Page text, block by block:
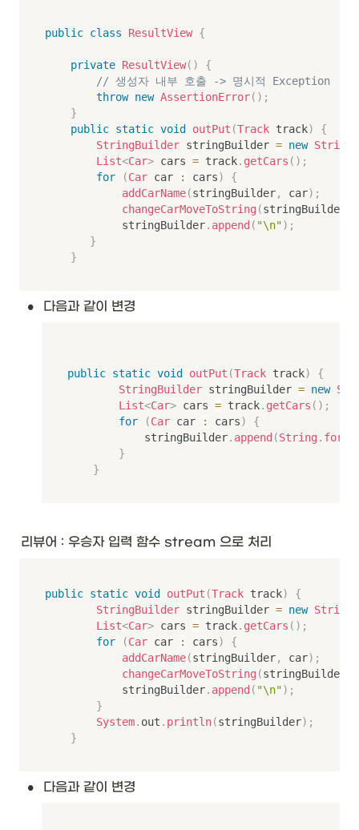
public class ResultView {
private ResultView( )
{
// 생성자 내부 호출 -> 명시적 Exception
throw new AssertionError( ) ;
}
public static void outPut (Track track)
{
StringBuilder stringBuilder = new
List<Car> cars = track. getCars ( ) ;
for
(Car car : cars)
{
addCarName(stringBuilder, car) ;
changeCarMoveToString (stringBuilder
            stringBuilder
. append ( "\n") ;
}
}
• 다음과 같이 변경
public static void outPut (Track track)
{
StringBuilder stringBuilder = new
List<Car> cars = track. getCars ( ) ;
for
(Car car : cars)
{
            stringBuilder
. append (String .
}
}
리뷰어 : 우승자 입력 함수 stream 으로 처리
public static void outPut (Track track)
{
StringBuilder stringBuilder = new
List<Car> cars = track. getCars ( ) ;
for
(Car car : cars)
{
addCarName(stringBuilder, car) ;
changeCarMoveToString (stringBuilder
            stringBuilder
. append ( "\n") ;
}
System. out . println(stringBuilder) ;
}
• 다음과 같이 변경